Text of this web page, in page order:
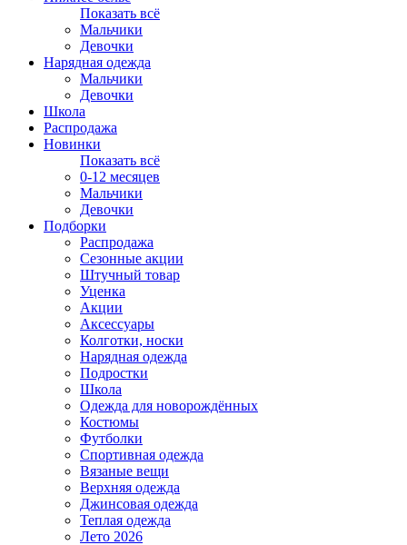
Показать всё
Мальчики
Девочки
Нарядная одежда
Мальчики
Девочки
Школа
Распродажа
Новинки
Показать всё
0-12 месяцев
Мальчики
Девочки
Подборки
Распродажа
Сезонные акции
Штучный товар
Уценка
Акции
Аксессуары
Колготки, носки
Нарядная одежда
Подростки
Школа
Одежда для новорождённых
Костюмы
Футболки
Спортивная одежда
Вязаные вещи
Верхняя одежда
Джинсовая одежда
Теплая одежда
Лето 2026